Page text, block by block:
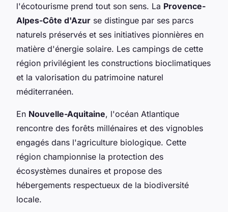
l'écotourisme prend tout son sens. La Provence-
Alpes-Côte d'Azur se distingue par ses parcs
naturels préservés et ses initiatives pionnières en
matière d'énergie solaire. Les campings de cette
région privilégient les constructions bioclimatiques
et la valorisation du patrimoine naturel
méditerranéen.
En Nouvelle-Aquitaine, l'océan Atlantique
rencontre des forêts millénaires et des vignobles
engagés dans l'agriculture biologique. Cette
région championnise la protection des
écosystèmes dunaires et propose des
hébergements respectueux de la biodiversité
locale.